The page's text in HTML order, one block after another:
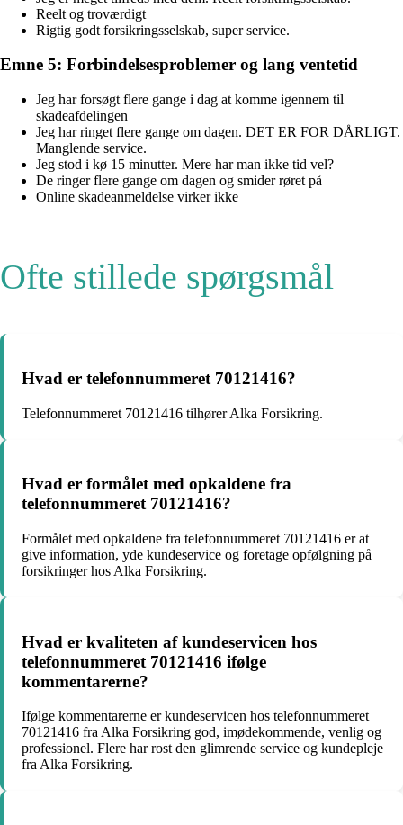
Reelt og troværdigt
Rigtig godt forsikringsselskab, super service.
Emne 5: Forbindelsesproblemer og lang ventetid
Jeg har forsøgt flere gange i dag at komme igennem til
skadeafdelingen
Jeg har ringet flere gange om dagen. DET ER FOR DÅRLIGT.
Manglende service.
Jeg stod i kø 15 minutter. Mere har man ikke tid vel?
De ringer flere gange om dagen og smider røret på
Online skadeanmeldelse virker ikke
Ofte stillede spørgsmål
Hvad er telefonnummeret 70121416?
Telefonnummeret 70121416 tilhører Alka Forsikring.
Hvad er formålet med opkaldene fra
telefonnummeret 70121416?
Formålet med opkaldene fra telefonnummeret 70121416 er at
give information, yde kundeservice og foretage opfølgning på
forsikringer hos Alka Forsikring.
Hvad er kvaliteten af kundeservicen hos
telefonnummeret 70121416 ifølge
kommentarerne?
Ifølge kommentarerne er kundeservicen hos telefonnummeret
70121416 fra Alka Forsikring god, imødekommende, venlig og
professionel. Flere har rost den glimrende service og kundepleje
fra Alka Forsikring.